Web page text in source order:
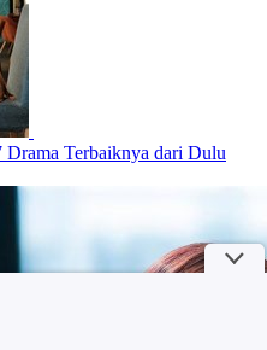
Terbaiknya dari Dulu